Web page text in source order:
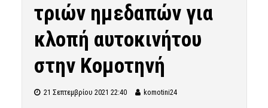
τριών ημεδαπών για
κλοπή αυτοκινήτου
στην Κομοτηνή
21 Σεπτεμβρίου 2021 22:40 komotini24